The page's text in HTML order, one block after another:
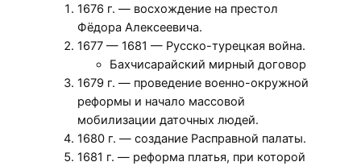
1676 г. — восхождение на престол
Фёдора Алексеевича.
1677 — 1681 — Русско-турецкая война.
Бахчисарайский мирный договор
1679 г. — проведение военно-окружной
реформы и начало массовой
мобилизации даточных людей.
1680 г. — создание Расправной палаты.
1681 г. — реформа платья, при которой